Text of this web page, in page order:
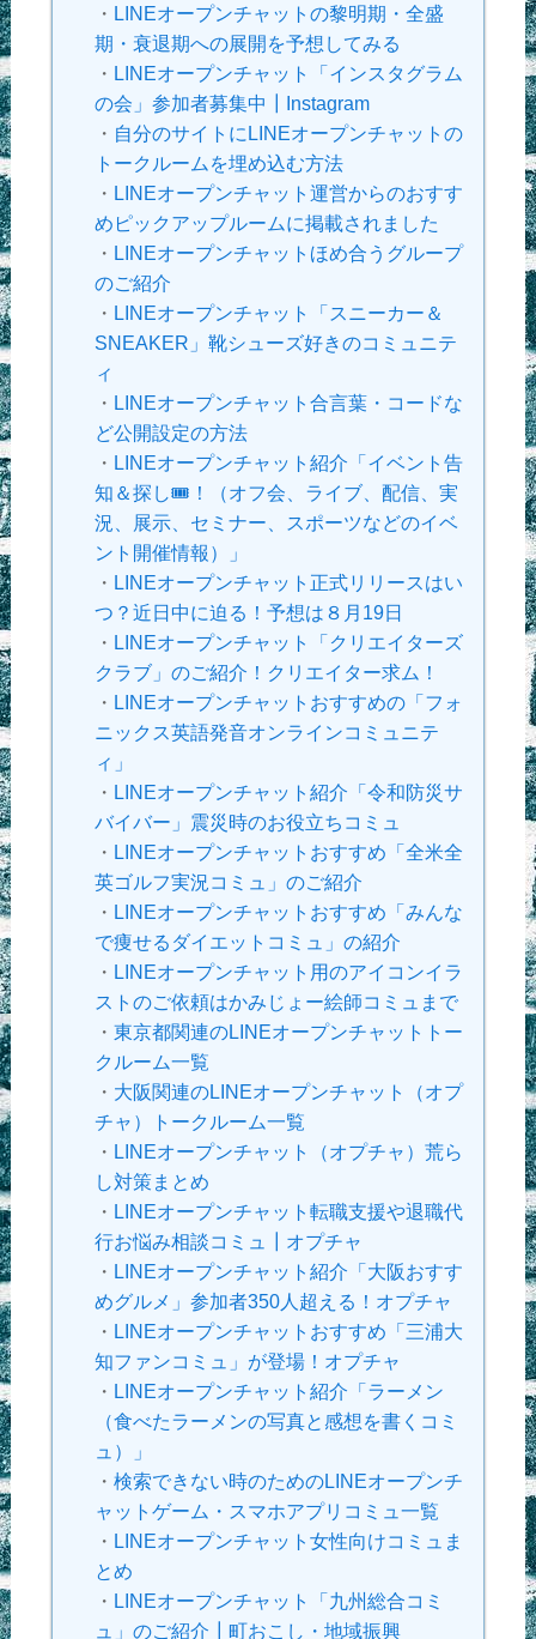
・ LINEオープンチャットの黎明期・全盛
期・衰退期への展開を予想してみる
・ LINEオープンチャット「インスタグラム
の会」参加者募集中┃Instagram
・ 自分のサイトにLINEオープンチャットの
トークルームを埋め込む方法
・ LINEオープンチャット運営からのおすす
めピックアップルームに掲載されました
・ LINEオープンチャットほめ合うグループ
のご紹介
・ LINEオープンチャット「スニーカー＆
SNEAKER」靴シューズ好きのコミュニテ
ィ
・ LINEオープンチャット合言葉・コードな
ど公開設定の方法
・ LINEオープンチャット紹介「イベント告
知＆探し🎟！（オフ会、ライブ、配信、実
況、展示、セミナー、スポーツなどのイベ
ント開催情報）」
・ LINEオープンチャット正式リリースはい
つ？近日中に迫る！予想は８月19日
・ LINEオープンチャット「クリエイターズ
クラブ」のご紹介！クリエイター求ム！
・ LINEオープンチャットおすすめの「フォ
ニックス英語発音オンラインコミュニテ
ィ」
・ LINEオープンチャット紹介「令和防災サ
バイバー」震災時のお役立ちコミュ
・ LINEオープンチャットおすすめ「全米全
英ゴルフ実況コミュ」のご紹介
・ LINEオープンチャットおすすめ「みんな
で痩せるダイエットコミュ」の紹介
・ LINEオープンチャット用のアイコンイラ
ストのご依頼はかみじょー絵師コミュまで
・ 東京都関連のLINEオープンチャットトー
クルーム一覧
・ 大阪関連のLINEオープンチャット（オプ
チャ）トークルーム一覧
・ LINEオープンチャット（オプチャ）荒ら
し対策まとめ
・ LINEオープンチャット転職支援や退職代
行お悩み相談コミュ┃オプチャ
・ LINEオープンチャット紹介「大阪おすす
めグルメ」参加者350人超える！オプチャ
・ LINEオープンチャットおすすめ「三浦大
知ファンコミュ」が登場！オプチャ
・ LINEオープンチャット紹介「ラーメン
（食べたラーメンの写真と感想を書くコミ
ュ）」
・ 検索できない時のためのLINEオープンチ
ャットゲーム・スマホアプリコミュ一覧
・ LINEオープンチャット女性向けコミュま
とめ
・ LINEオープンチャット「九州総合コミ
ュ」のご紹介┃町おこし・地域振興